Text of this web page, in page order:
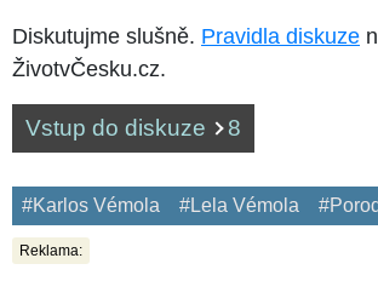
Diskutujme slušně. Pravidla diskuze
ŽivotvČesku.cz.
Vstup do diskuze 8
#Karlos Vémola #Lela Vémola #Porod
Reklama: